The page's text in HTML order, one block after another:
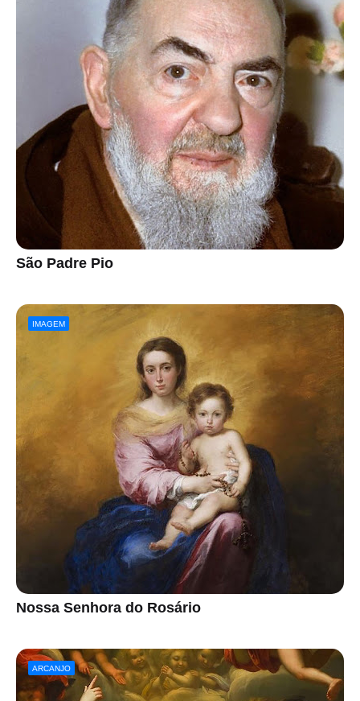
São Padre Pio
IMAGEM
Nossa Senhora do Rosário
ARCANJO